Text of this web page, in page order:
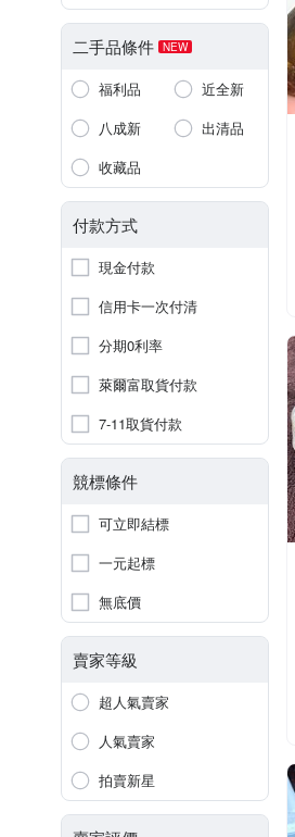
二手品條件 NEW
福利品
近全新
八成新
出清品
收藏品
付款方式
現金付款
信用卡一次付清
分期0利率
萊爾富取貨付款
7-11取貨付款
競標條件
可立即結標
一元起標
無底價
賣家等級
超人氣賣家
人氣賣家
拍賣新星